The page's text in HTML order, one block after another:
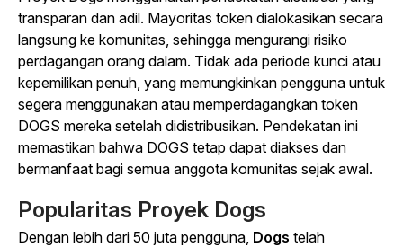
transparan dan adil. Mayoritas token dialokasikan secara
langsung ke komunitas, sehingga mengurangi risiko
perdagangan orang dalam. Tidak ada periode kunci atau
kepemilikan penuh, yang memungkinkan pengguna untuk
segera menggunakan atau memperdagangkan token
DOGS mereka setelah didistribusikan. Pendekatan ini
memastikan bahwa DOGS tetap dapat diakses dan
bermanfaat bagi semua anggota komunitas sejak awal.
Popularitas Proyek Dogs
Dengan lebih dari 50 juta pengguna, Dogs telah